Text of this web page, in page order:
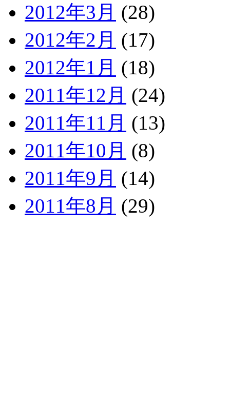
2012年3月 (28)
2012年2月 (17)
2012年1月 (18)
2011年12月 (24)
2011年11月 (13)
2011年10月 (8)
2011年9月 (14)
2011年8月 (29)